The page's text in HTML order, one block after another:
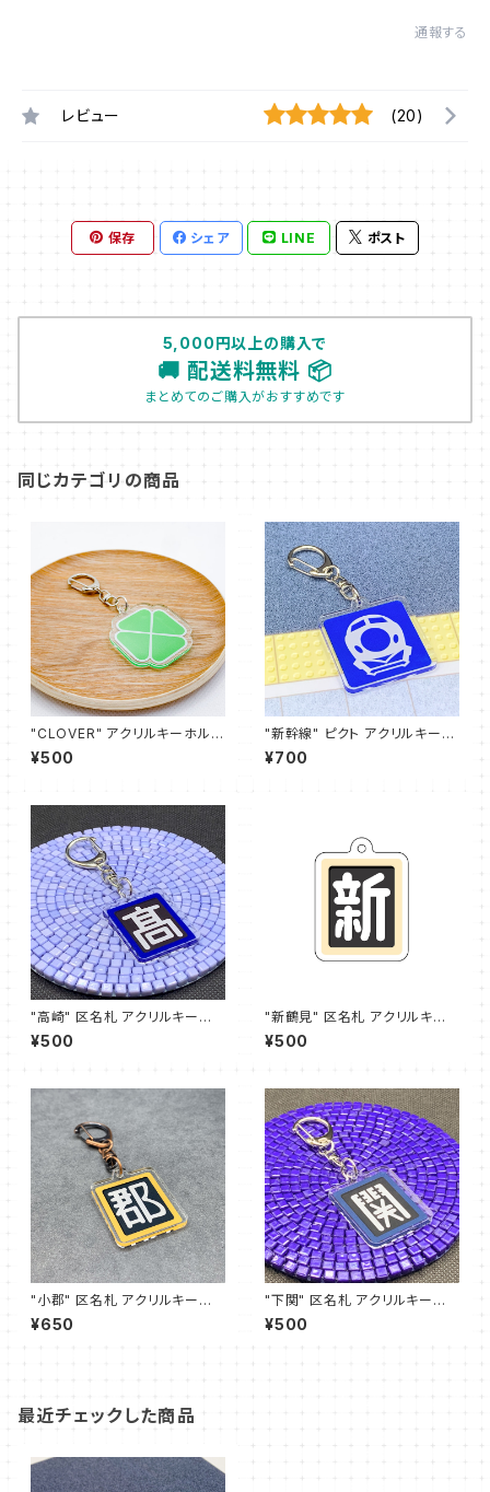
通報する
レビュー (20)
保存 シェア LINE ポスト
5,000円以上の購入で
🚚 配送料無料 📦
まとめてのご購入がおすすめです
同じカテゴリの商品
"CLOVER" アクリルキーホルダ
ー
¥500
"新幹線" ピクト アクリルキーホ
ルダー (ブルー)
¥700
"高崎" 区名札 アクリルキーホ
ルダー
¥500
"新鶴見" 区名札 アクリルキー
ホルダー
¥500
"小郡" 区名札 アクリルキーホ
ルダー
¥650
"下関" 区名札 アクリルキーホ
ルダー
¥500
最近チェックした商品